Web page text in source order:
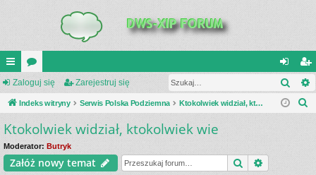
UI
C
K
_L
IN
or
a
al
og
ar
ej
Zaloguj się Zarejestruj się
Indeks witryny Serwis Polska Podziemna Ktokolwiek widział, ktokolwiek wie
Ktokolwiek widział, ktokolwiek wie
Moderator: Butryk
Załóż nowy temat Szukaj